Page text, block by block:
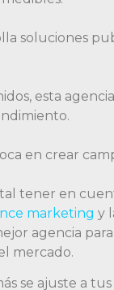
soluciones
esta
en crear
tener en
marketing y
agencia
mercado.
se ajuste a